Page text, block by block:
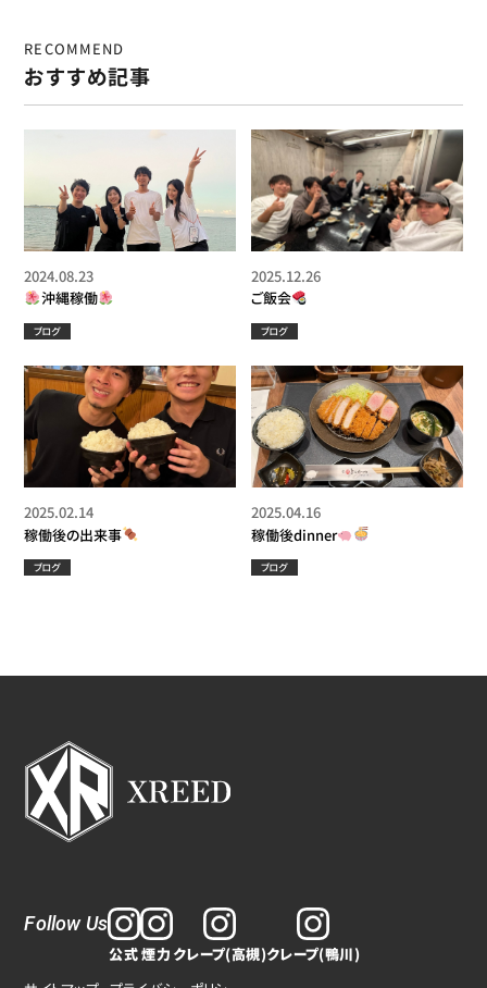
RECOMMEND
おすすめ記事
沖縄稼働
2024.08.23
ブログ
ご飯会
2025.12.26
ブログ
稼働後の出来事
2025.02.14
ブログ
稼働後dinner
2025.04.16
ブログ
Follow Us
公式 煙力 クレープ(高槻)クレープ(鴨川)